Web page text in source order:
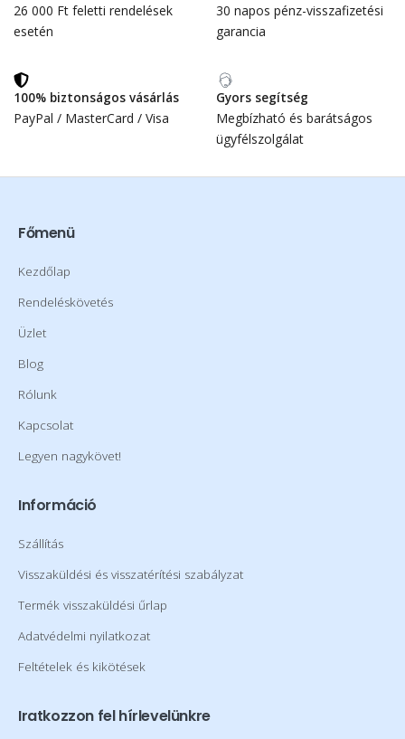
26 000 Ft feletti rendelések
esetén
30 napos pénz-visszafizetési
garancia
100% biztonságos vásárlás
PayPal / MasterCard / Visa
Gyors segítség
Megbízható és barátságos
ügyfélszolgálat
Főmenü
Kezdőlap
Rendeléskövetés
Üzlet
Blog
Rólunk
Kapcsolat
Legyen nagykövet!
Információ
Szállítás
Visszaküldési és visszatérítési szabályzat
Termék visszaküldési űrlap
Adatvédelmi nyilatkozat
Feltételek és kikötések
Iratkozzon fel hírlevelünkre